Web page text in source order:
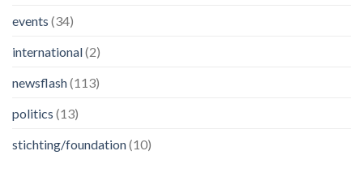
events (34)
international(2)
newsflash(113)
politics (13)
stichting/foundation(10)